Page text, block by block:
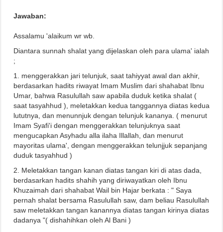
Jawaban:
Assalamu 'alaikum wr wb.
Diantara sunnah shalat yang dijelaskan oleh para ulama' ialah
;
1. menggerakkan jari telunjuk, saat tahiyyat awal dan akhir,
berdasarkan hadits riwayat Imam Muslim dari shahabat Ibnu
Umar, bahwa Rasulullah saw apabila duduk ketika shalat (
saat tasyahhud ), meletakkan kedua tanggannya diatas kedua
lututnya, dan menunnjuk dengan telunjuk kananya. ( menurut
Imam Syafi'i dengan menggerakkan telunjuknya saat
mengucapkan Asyhadu alla ilaha Illallah, dan menurut
mayoritas ulama', dengan menggerakkan telunjjuk sepanjang
duduk tasyahhud )
2. Meletakkan tangan kanan diatas tangan kiri di atas dada,
berdasarkan hadits shahih yang diriwayatkan oleh Ibnu
Khuzaimah dari shahabat Wail bin Hajar berkata : " Saya
pernah shalat bersama Rasulullah saw, dam beliau Rasulullah
saw meletakkan tangan kanannya diatas tangan kirinya diatas
dadanya "( dishahihkan oleh Al Bani )